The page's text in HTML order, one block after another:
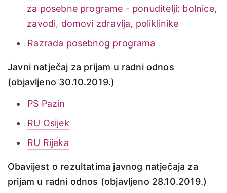
za posebne programe - ponuditelji: bolnice,
zavodi, domovi zdravlja, poliklinike
Razrada posebnog programa
Javni natječaj za prijam u radni odnos
(objavljeno 30.10.2019.)
PS Pazin
RU Osijek
RU Rijeka
Obavijest o rezultatima javnog natječaja za
prijam u radni odnos (objavljeno 28.10.2019.)